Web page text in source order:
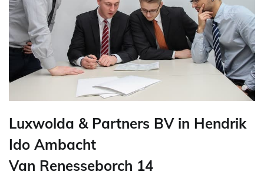
Luxwolda & Partners BV in Hendrik
Ido Ambacht
Van Renesseborch 14